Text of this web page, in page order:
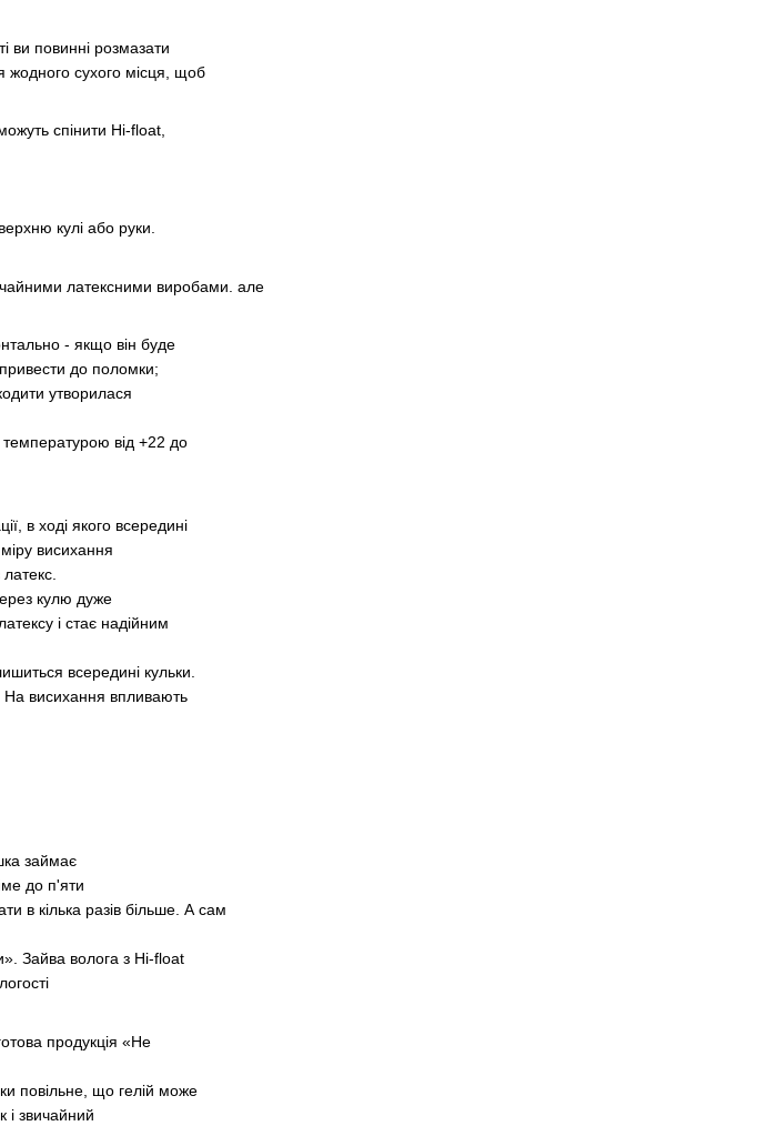
ви повинні розмазати
жодного сухого місця, щоб
спінити Hi-float,
кулі або руки.
латексними виробами. але
- якщо він буде
до поломки;
утворилася
від +22 до
в ході якого всередині
висихання
кулю дуже
і стає надійним
всередині кульки.
На висихання впливають
займає
до п'яти
в кілька разів більше. А сам
Зайва волога з Hi-float
продукція «Не
повільне, що гелій може
і звичайний